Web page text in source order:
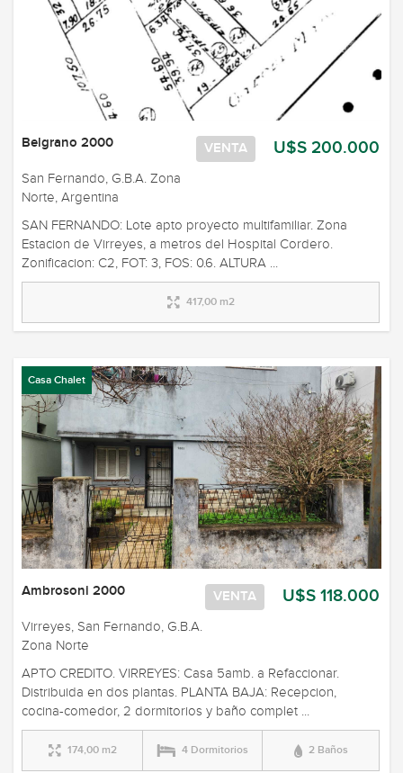
U$S 200.000
VENTA
Belgrano 2000
San Fernando, G.B.A. Zona
Norte, Argentina
SAN FERNANDO: Lote apto proyecto multifamiliar. Zona
Estacion de Virreyes, a metros del Hospital Cordero.
Zonificacion: C2, FOT: 3, FOS: 0.6. ALTURA ...
417,00 m2
Casa Chalet
U$S 118.000
VENTA
Ambrosoni 2000
Virreyes, San Fernando, G.B.A.
Zona Norte
APTO CREDITO. VIRREYES: Casa 5amb. a Refaccionar.
Distribuida en dos plantas. PLANTA BAJA: Recepcion,
cocina-comedor, 2 dormitorios y baño complet ...
174,00 m2 4 Dormitorios 2 Baños